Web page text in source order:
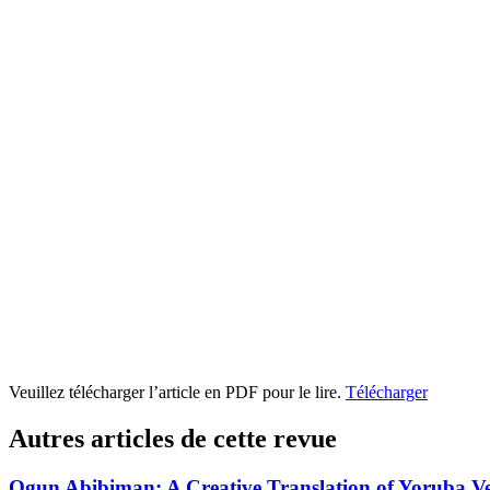
Veuillez télécharger l’article en PDF pour le lire. Télécharger
Autres articles de cette revue